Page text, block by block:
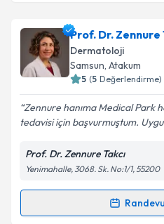
Prof. Dr. Zennure
Dermatoloji
Samsun, Atakum
5 (5 Değerlendirme)
Zennure hanıma Medical Park
tedavisi için başvurmuştum.
Prof. Dr. Zennure Takcı
Yenimahalle, 3068. Sk. No:1/1, 55200
Randevu Takvimi